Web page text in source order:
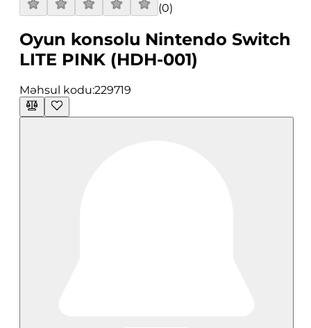
(0)
Oyun konsolu Nintendo Switch
LITE PINK (HDH-001)
Məhsul kodu:229719